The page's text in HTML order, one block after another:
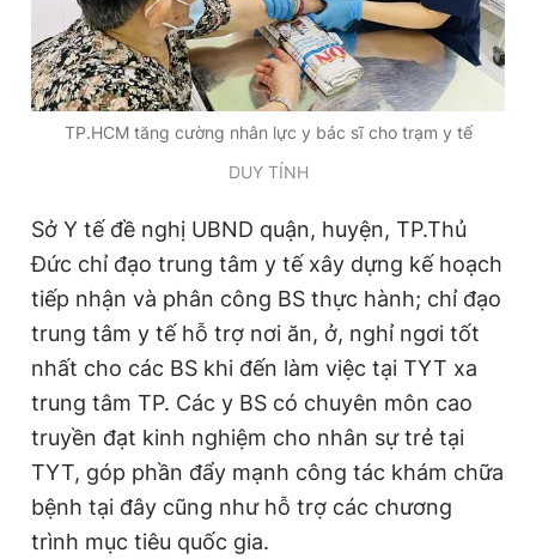
Đặt báo Quảng cáo RSS Tòa soạn Chính sách bảo
Tổng biên tập: Nguyễn Ngọc Toàn
Phó tổng biên tập thường trực: Hải Thành
Phó tổng biên tập: Lâm Hiếu Dũng
Phó tổng biên tập: Trần Việt Hưng
Tổng thư ký tòa soạn: Đức Trung
chép dưới mọi hình thức nếu không có sự chấp thuận bằng văn
bản. Phát triển bởi ePi Technologies, JSC.
TP.HCM tăng cường nhân lực y bác sĩ cho trạm y tế
DUY TÍNH
Sở Y tế đề nghị UBND quận, huyện, TP.Thủ
Đức chỉ đạo trung tâm y tế xây dựng kế hoạch
tiếp nhận và phân công BS thực hành; chỉ đạo
trung tâm y tế hỗ trợ nơi ăn, ở, nghỉ ngơi tốt
nhất cho các BS khi đến làm việc tại TYT xa
trung tâm TP. Các y BS có chuyên môn cao
truyền đạt kinh nghiệm cho nhân sự trẻ tại
TYT, góp phần đẩy mạnh công tác khám chữa
bệnh tại đây cũng như hỗ trợ các chương
trình mục tiêu quốc gia.